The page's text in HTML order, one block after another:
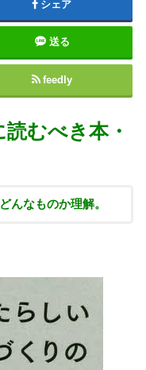
シェア
送る
feedly
むべき本・
んなものか理解。